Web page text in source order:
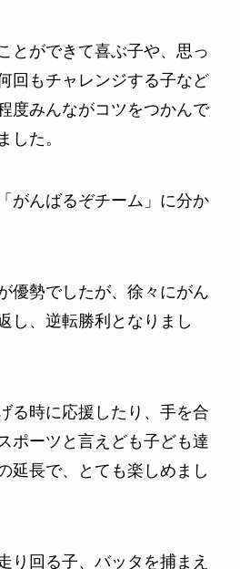
とができて喜ぶ子や、思っ
回もチャレンジする子など
度みんながコツをつかんで
した。
がんばるぞチーム」に分か
優勢でしたが、徐々にがん
し、逆転勝利となりまし
る時に応援したり、手を合
ポーツと言えども子ども達
延長で、とても楽しめまし
り回る子、バッタを捕まえ